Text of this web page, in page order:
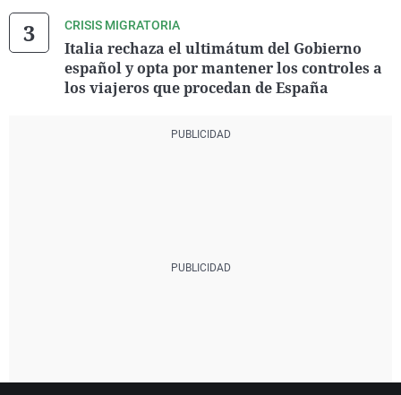
CRISIS MIGRATORIA
Italia rechaza el ultimátum del Gobierno
español y opta por mantener los controles a
los viajeros que procedan de España